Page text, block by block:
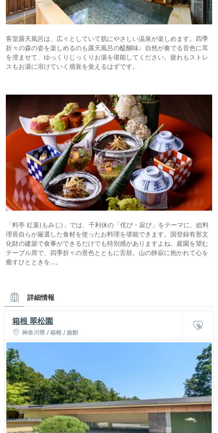
客室露天風呂は、広々としていて肌にやさしい温泉が楽しめます。四季
折々の森の姿を楽しめるのも露天風呂の醍醐味♩自然が奏でる音色に耳
を澄ませて、ゆっくりじっくりお湯を堪能してください。疲れもストレ
スもお湯に溶けていく感覚を覚えるはずです。
「料亭 紅葉(もみじ)」では、千利休の「侘び・寂び」をテーマに、総料
理長自らが厳選した食材を使ったお料理を堪能できます。国登録有形文
化財の建築で食事ができるだけでも特別感がありますよね。庭園を望む
テーブル席で、四季折々の景色とともに舌鼓。山の静寂に抱かれて心を
癒すひとときを…。
詳細情報
箱根 翠松園
神奈川県 / 箱根 / 旅館